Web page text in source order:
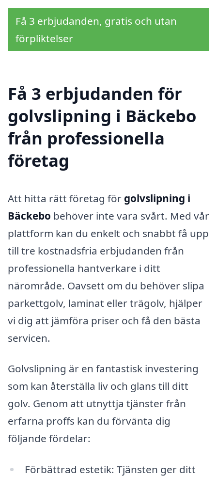
Få 3 erbjudanden, gratis och utan
förpliktelser
Få 3 erbjudanden för
golvslipning i Bäckebo
från professionella
företag
Att hitta rätt företag för golvslipning i
Bäckebo behöver inte vara svårt. Med vår
plattform kan du enkelt och snabbt få upp
till tre kostnadsfria erbjudanden från
professionella hantverkare i ditt
närområde. Oavsett om du behöver slipa
parkettgolv, laminat eller trägolv, hjälper
vi dig att jämföra priser och få den bästa
servicen.
Golvslipning är en fantastisk investering
som kan återställa liv och glans till ditt
golv. Genom att utnyttja tjänster från
erfarna proffs kan du förvänta dig
följande fördelar:
Förbättrad estetik: Tjänsten ger ditt